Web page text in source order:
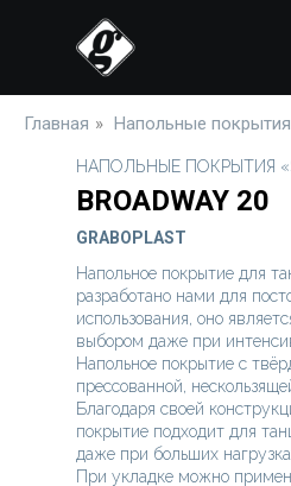
Главная » Напольные
BROADWAY 20
НАПОЛЬНЫЕ ПОКРЫТИЯ
Напольное покрытие для
разработано нами для
использования, оно
выбором даже при
Напольное покрытие с
прессованной,
Благодаря своей
покрытие подходит для
даже при больших
При укладке можно
GRABOPLAST